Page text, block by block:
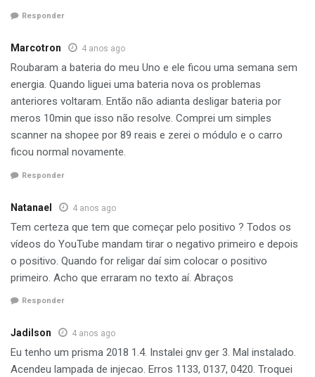
Responder
Marcotron 4 anos ago
Roubaram a bateria do meu Uno e ele ficou uma semana sem
energia. Quando liguei uma bateria nova os problemas
anteriores voltaram. Então não adianta desligar bateria por
meros 10min que isso não resolve. Comprei um simples
scanner na shopee por 89 reais e zerei o módulo e o carro
ficou normal novamente.
Responder
Natanael 4 anos ago
Tem certeza que tem que começar pelo positivo ? Todos os
vídeos do YouTube mandam tirar o negativo primeiro e depois
o positivo. Quando for religar daí sim colocar o positivo
primeiro. Acho que erraram no texto aí. Abraços
Responder
Jadilson 4 anos ago
Eu tenho um prisma 2018 1.4. Instalei gnv ger 3. Mal instalado.
Acendeu lampada de injecao. Erros 1133, 0137, 0420. Troquei